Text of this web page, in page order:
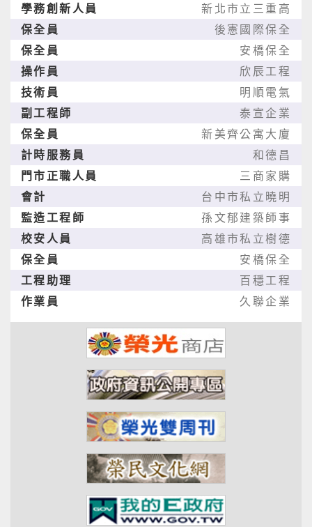
學務創新人員
新北市立三重高
保全員
後憲國際保全
保全員
安橋保全
操作員
欣辰工程
技術員
明順電氣
副工程師
泰宣企業
保全員
新美齊公寓大廈
計時服務員
和德昌
門市正職人員
三商家購
會計
台中市私立曉明
監造工程師
孫文郁建築師事
校安人員
高雄市私立樹德
保全員
安橋保全
工程助理
百穩工程
作業員
久聯企業